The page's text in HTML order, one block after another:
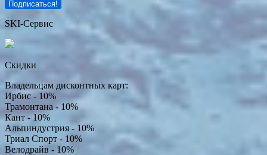
SKI-Сервис
Скидки
Владельцам дисконтных карт:
Ирбис - 10%
Трамонтана - 10%
Кант - 10%
Альпиндустрия - 10%
Триал Спорт - 10%
Велодрайв - 10%